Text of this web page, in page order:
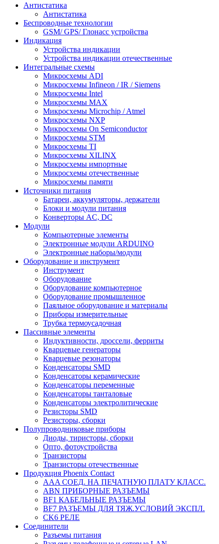
Антистатика
Антистатика
Беспроводные технологии
GSM/ GPS/ Глонасс устройства
Индикация
Устройства индикации
Устройства индикации отечественные
Интегральные схемы
Микросхемы ADI
Микросхемы Infineon / IR / Siemens
Микросхемы Intel
Микросхемы MAX
Микросхемы Microchip / Atmel
Микросхемы NXP
Микросхемы On Semiconductor
Микросхемы STM
Микросхемы TI
Микросхемы XILINX
Микросхемы импортные
Микросхемы отечественные
Микросхемы памяти
Источники питания
Батареи, аккумуляторы, держатели
Блоки и модули питания
Конверторы AC, DC
Модули
Компьютерные элементы
Электронные модули ARDUINO
Электронные наборы/модули
Оборудование и инструмент
Инструмент
Оборудование
Оборудование компьютерное
Оборудование промышленное
Паяльное оборудование и материалы
Приборы измерительные
Трубка термоусадочная
Пассивные элементы
Индуктивности, дроссели, ферриты
Кварцевые генераторы
Кварцевые резонаторы
Конденсаторы SMD
Конденсаторы керамические
Конденсаторы переменные
Конденсаторы танталовые
Конденсаторы электролитические
Резисторы SMD
Резисторы, сборки
Полупроводниковые приборы
Диоды, тиристоры, сборки
Опто, фотоустройства
Транзисторы
Транзисторы отечественные
Продукция Phoenix Contact
AAA СОЕД. НА ПЕЧАТНУЮ ПЛАТУ КЛАСС.
ABN ПРИБОРНЫЕ РАЗЪЕМЫ
BF1 КАБЕЛЬНЫЕ РАЗЪЕМЫ
BF7 РАЗЪЕМЫ ДЛЯ ТЯЖ.УСЛОВИЙ ЭКСПЛ.
CK6 РЕЛЕ
Соединители
Разъемы питания